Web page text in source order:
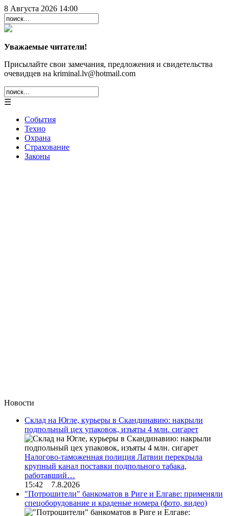
8 Августа 2026 14:00
Уважаемые читатели!
Присылайте свои замечания, предложения и свидетельства
очевидцев на kriminal.lv@hotmail.com
☰
События
Техно
Охрана
Страхование
Законы
Новости
Склад на Югле, курьеры в Скандинавию: накрыли
подпольный цех упаковок, изъяты 4 млн. сигарет
Налогово-таможенная полиция Латвии перекрыла
крупный канал поставки подпольного табака,
работавший…
15:42 7.8.2026
"Потрошители" банкоматов в Риге и Елгаве: применяли
спецоборудование и краденые номера (фото, видео)